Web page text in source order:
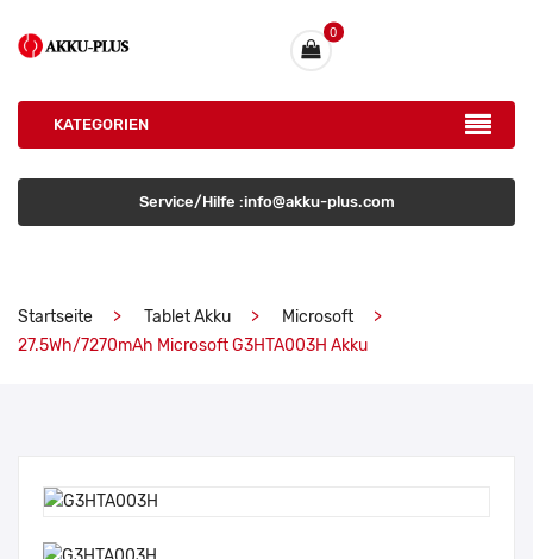
0
KATEGORIEN
Service/Hilfe :info@akku-plus.com
Startseite Tablet Akku
Microsoft
27.5Wh/7270mAh Microsoft G3HTA003H Akku